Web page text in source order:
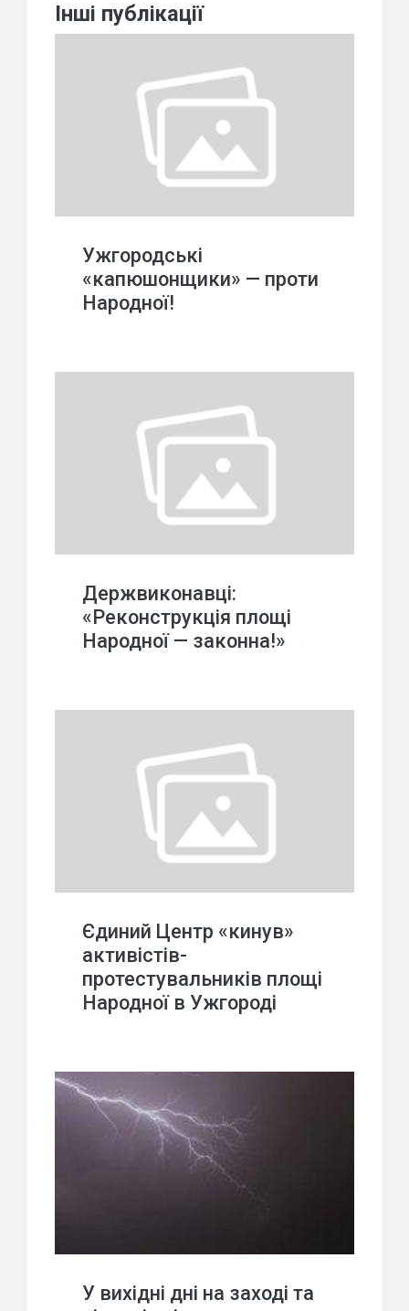
Інші публікації
Ужгородські
«капюшонщики» — проти
Народної!
Держвиконавці:
«Реконструкція площі
Народної — законна!»
Єдиний Центр «кинув»
активістів-
протестувальників площі
Народної в Ужгороді
У вихідні дні на заході та